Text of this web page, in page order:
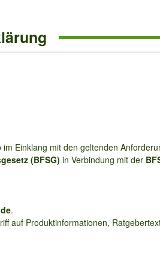
Einklang mit den geltenden
(BFSG) in Verbindung mit der
.
auf Produktinformationen,